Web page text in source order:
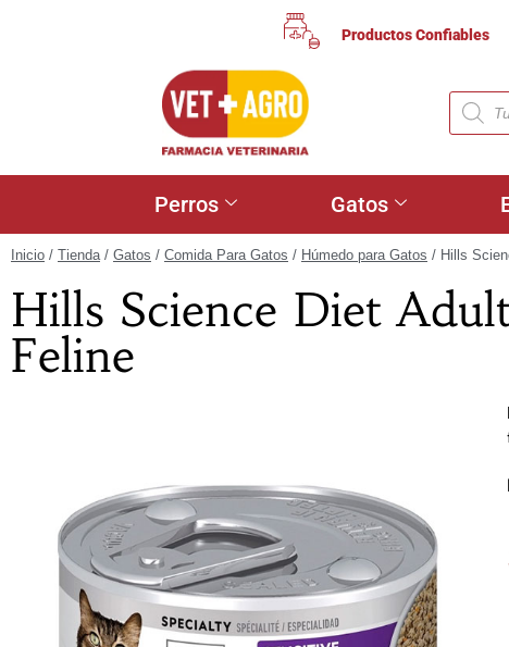
Productos Confiables
Perros Gatos
Inicio / Tienda/ Gatos / Comida Para Gatos / Húmedo para Gatos / Hills
Hills Science Diet
Feline